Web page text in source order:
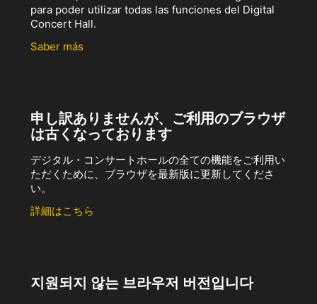
para poder utilizar todas las funciones del Digital
Concert Hall.
Saber más
申し訳ありませんが、ご利用のブラウザ
は古くなっております
デジタル・コンサートホールの全ての機能をご利用い
ただくために、ブラウザを最新版に更新してくださ
い。
詳細はこちら
지원되지 않는 브라우저 버전입니다